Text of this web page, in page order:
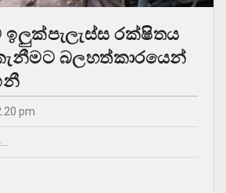
ඉලුක්පැලැස්ස රක්ෂිතය
බලහත්කාරයෙන්
pm